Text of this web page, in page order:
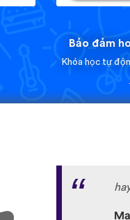
Bảo đảm
Khóa học tự